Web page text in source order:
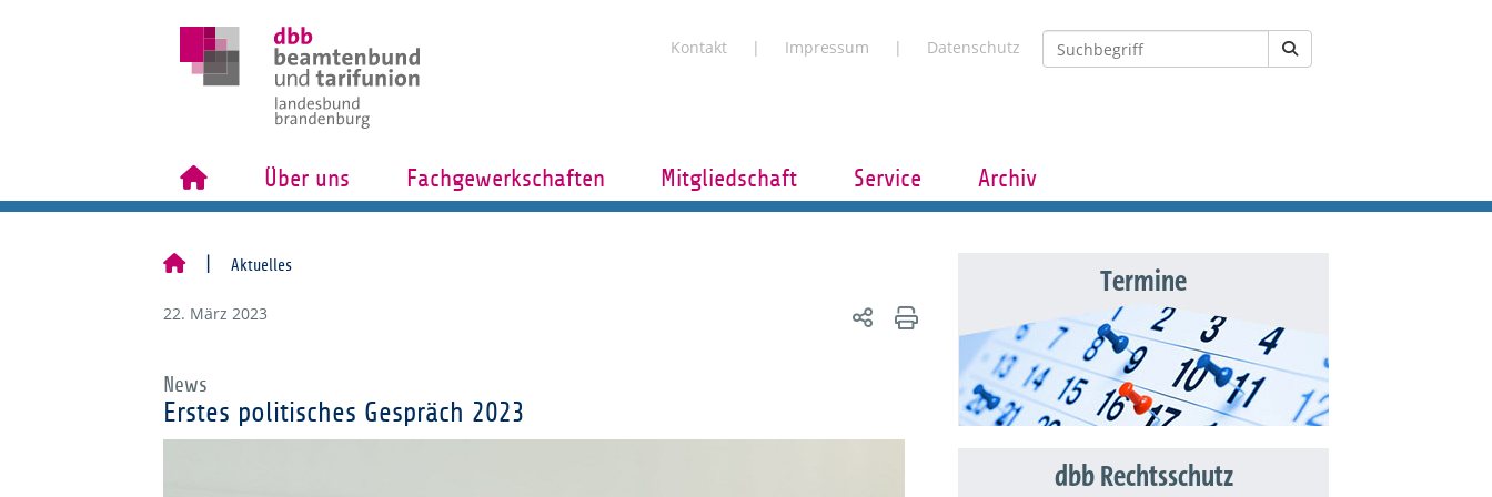
Kontakt Impressum Datenschutz
Über uns Fachgewerkschaften Mitgliedschaft Service Archiv
Aktuelles
22. März 2023
News
Erstes politisches Gespräch 2023
Termine
dbb Rechtsschutz